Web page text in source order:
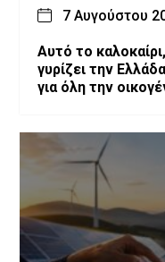
7 Αυγούστου
Αυτό το
γυρίζει την
για όλη την οικογένεια, όπου το